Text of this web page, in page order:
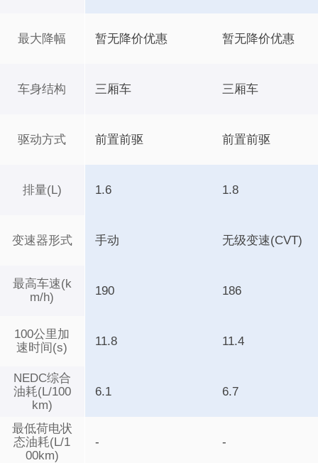
最大降幅
车身结构
驱动方式
排量(L)
变速器形式
最高车速(k
m/h)
100公里加
速时间(s)
NEDC综合
油耗(L/100
km)
最低荷电状
态油耗(L/1
00km)
暂无降价优惠 暂无降价优惠
三厢车 三厢车
前置前驱 前置前驱
1.6 1.8
手动 无级变速(CVT)
190 186
11.8 11.4
6.1 6.7
- -